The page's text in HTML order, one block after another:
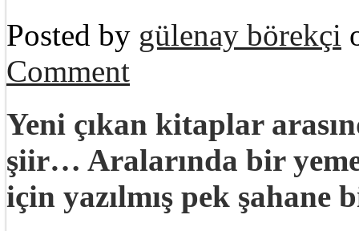
Posted by gülenay börekçi
Comment
Yeni çıkan kitaplar
şiir… Aralarında bir
için yazılmış pek şahane